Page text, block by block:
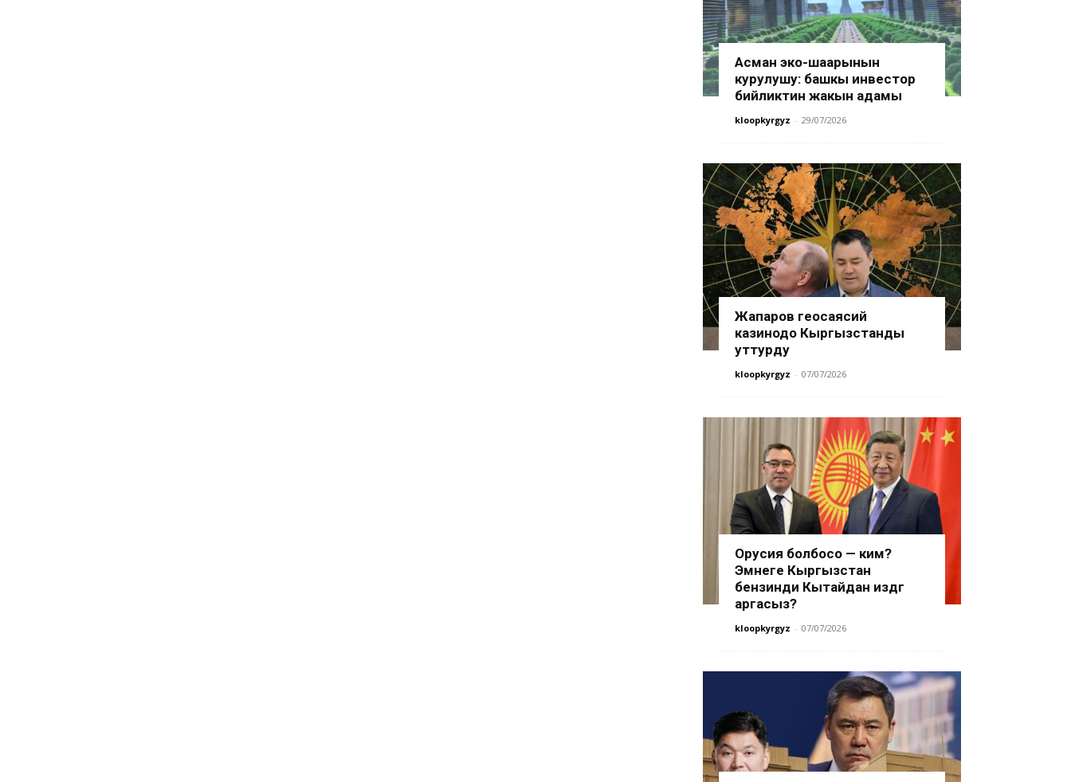
Асман эко-шаарынын
курулушу: башкы инвестор
бийликтин жакын адамы
kloopkyrgyz - 29/07/2026
Жапаров геосаясий
казинодо Кыргызстанды
уттурду
kloopkyrgyz - 07/07/2026
Орусия болбосо — ким?
Эмнеге Кыргызстан
бензинди Кытайдан издөөгө
аргасыз?
kloopkyrgyz - 07/07/2026